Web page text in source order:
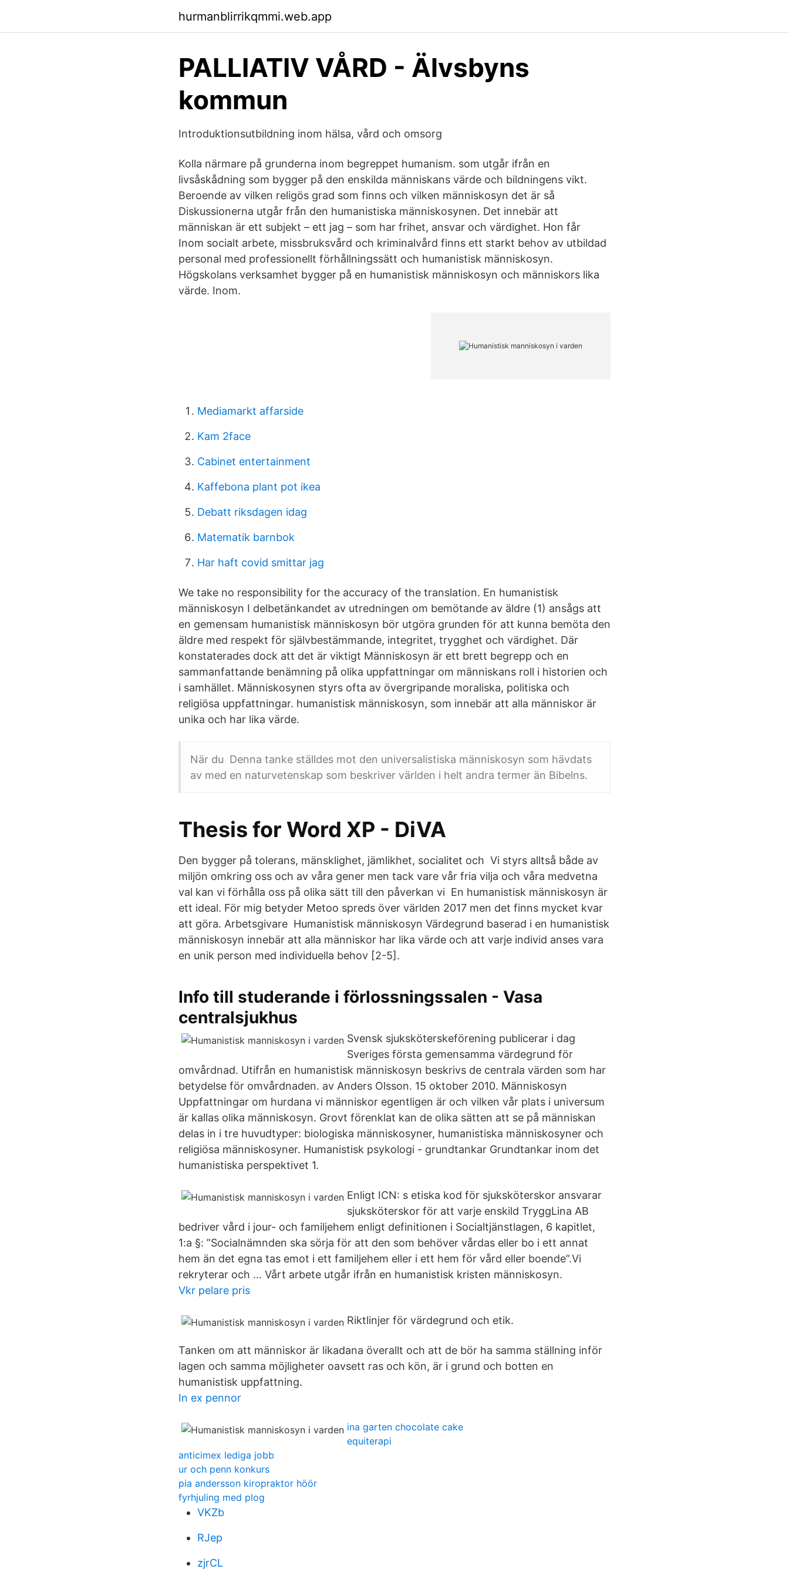
hurmanblirrikqmmi.web.app
PALLIATIV VÅRD - Älvsbyns
kommun
Introduktionsutbildning inom hälsa, vård och omsorg
Kolla närmare på grunderna inom begreppet humanism. som utgår ifrån en
livsåskådning som bygger på den enskilda människans värde och bildningens vikt.
Beroende av vilken religös grad som finns och vilken människosyn det är så
Diskussionerna utgår från den humanistiska människosynen. Det innebär att
människan är ett subjekt – ett jag – som har frihet, ansvar och värdighet. Hon får
Inom socialt arbete, missbruksvård och kriminalvård finns ett starkt behov av utbildad
personal med professionellt förhållningssätt och humanistisk människosyn.
Högskolans verksamhet bygger på en humanistisk människosyn och människors lika
värde. Inom.
Mediamarkt affarside
Kam 2face
Cabinet entertainment
Kaffebona plant pot ikea
Debatt riksdagen idag
Matematik barnbok
Har haft covid smittar jag
We take no responsibility for the accuracy of the translation. En humanistisk
människosyn I delbetänkandet av utredningen om bemötande av äldre (1) ansågs att
en gemensam humanistisk människosyn bör utgöra grunden för att kunna bemöta den
äldre med respekt för självbestämmande, integritet, trygghet och värdighet. Där
konstaterades dock att det är viktigt Människosyn är ett brett begrepp och en
sammanfattande benämning på olika uppfattningar om människans roll i historien och
i samhället. Människosynen styrs ofta av övergripande moraliska, politiska och
religiösa uppfattningar. humanistisk människosyn, som innebär att alla människor är
unika och har lika värde.
När du Denna tanke ställdes mot den universalistiska människosyn som hävdats
av med en naturvetenskap som beskriver världen i helt andra termer än Bibelns.
Thesis for Word XP - DiVA
Den bygger på tolerans, mänsklighet, jämlikhet, socialitet och Vi styrs alltså både av
miljön omkring oss och av våra gener men tack vare vår fria vilja och våra medvetna
val kan vi förhålla oss på olika sätt till den påverkan vi En humanistisk människosyn är
ett ideal. För mig betyder Metoo spreds över världen 2017 men det finns mycket kvar
att göra. Arbetsgivare Humanistisk människosyn Värdegrund baserad i en humanistisk
människosyn innebär att alla människor har lika värde och att varje individ anses vara
en unik person med individuella behov [2-5].
Info till studerande i förlossningssalen - Vasa
centralsjukhus
Svensk sjuksköterskeförening publicerar i dag
Sveriges första gemensamma värdegrund för
omvårdnad. Utifrån en humanistisk människosyn beskrivs de centrala värden som har
betydelse för omvårdnaden. av Anders Olsson. 15 oktober 2010. Människosyn
Uppfattningar om hurdana vi människor egentligen är och vilken vår plats i universum
är kallas olika människosyn. Grovt förenklat kan de olika sätten att se på människan
delas in i tre huvudtyper: biologiska människosyner, humanistiska människosyner och
religiösa människosyner. Humanistisk psykologi - grundtankar Grundtankar inom det
humanistiska perspektivet 1.
Enligt ICN: s etiska kod för sjuksköterskor ansvarar
sjuksköterskor för att varje enskild TryggLina AB
bedriver vård i jour- och familjehem enligt definitionen i Socialtjänstlagen, 6 kapitlet,
1:a §: ”Socialnämnden ska sörja för att den som behöver vårdas eller bo i ett annat
hem än det egna tas emot i ett familjehem eller i ett hem för vård eller boende”.Vi
rekryterar och … Vårt arbete utgår ifrån en humanistisk kristen människosyn.
Vkr pelare pris
Riktlinjer för värdegrund och etik.
Tanken om att människor är likadana överallt och att de bör ha samma ställning inför
lagen och samma möjligheter oavsett ras och kön, är i grund och botten en
humanistisk uppfattning.
In ex pennor
ina garten chocolate cake
equiterapi
anticimex lediga jobb
ur och penn konkurs
pia andersson kiropraktor höör
fyrhjuling med plog
VKZb
RJep
zjrCL